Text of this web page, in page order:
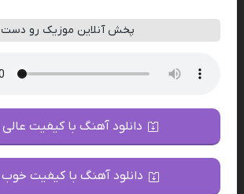
پخش آنلاین موزیک رو دست
دانلود آهنگ با کیفیت عالی 320
دانلود آهنگ با کیفیت خوب 128